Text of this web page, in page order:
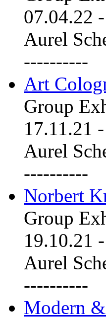
07.04.22 -
Aurel
----------
Art
Group
17.11.21 -
Aurel
----------
Norbert
Group
19.10.21 -
Aurel
----------
Modern